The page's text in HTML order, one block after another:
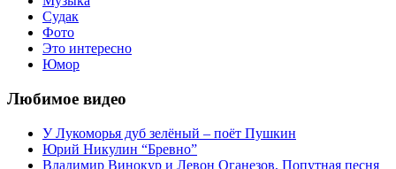
Судак
Фото
Это интересно
Юмор
Любимое видео
У Лукоморья дуб зелёный – поёт Пушкин
Юрий Никулин “Бревно”
Владимир Винокур и Левон Оганезов, Попутная песня